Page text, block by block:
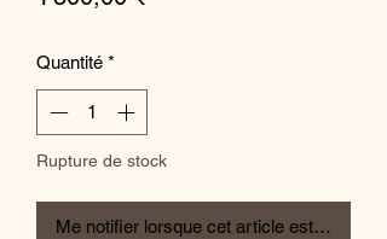
Quantité *
Rupture de stock
Me notifier lorsque cet article est disponible